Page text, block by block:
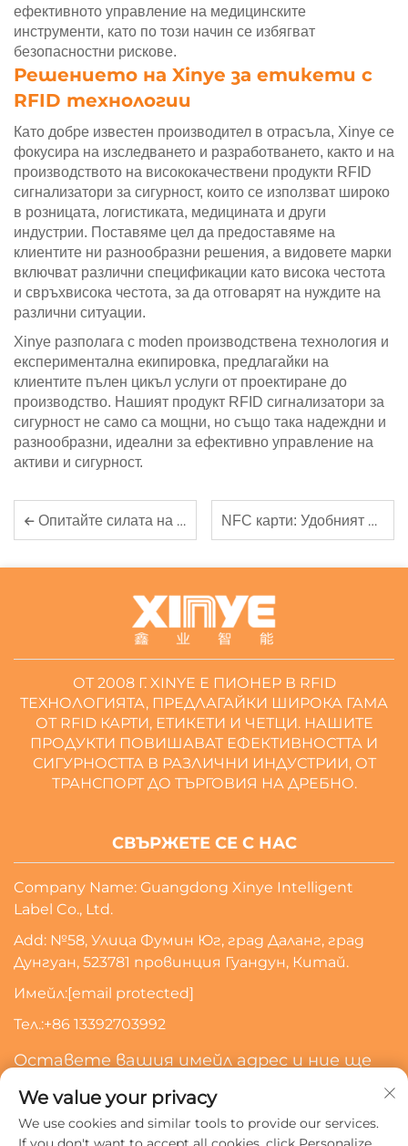
ефективното управление на медицинските
инструменти, като по този начин се избягват
безопасностни рискове.
Решението на Xinye за етикети с
RFID технологии
Като добре известен производител в отрасъла, Xinye се
фокусира на изследването и разработването, както и на
производството на висококачествени продукти RFID
сигнализатори за сигурност, които се използват широко
в розницата, логистиката, медицината и други
индустрии. Поставяме цел да предоставяме на
клиентите ни разнообразни решения, а видовете марки
включват различни спецификации като висока честота
и свръхвисока честота, за да отговарят на нуждите на
различни ситуации.
Xinye разполага с moden производствена технология и
експериментална екипировка, предлагайки на
клиентите пълен цикъл услуги от проектиране до
производство. Нашият продукт RFID сигнализатори за
сигурност не само са мощни, но също така надеждни и
разнообразни, идеални за ефективно управление на
активи и сигурност.
Опитайте силата на интелигентните RFID карти в ежедневието NFC карти: Удобният избор за незабавен обмен на данни
ОТ 2008 Г. XINYE Е ПИОНЕР В RFID
ТЕХНОЛОГИЯТА, ПРЕДЛАГАЙКИ ШИРОКА ГАМА
ОТ RFID КАРТИ, ЕТИКЕТИ И ЧЕТЦИ. НАШИТЕ
ПРОДУКТИ ПОВИШАВАТ ЕФЕКТИВНОСТТА И
СИГУРНОСТТА В РАЗЛИЧНИ ИНДУСТРИИ, ОТ
ТРАНСПОРТ ДО ТЪРГОВИЯ НА ДРЕБНО.
СВЪРЖЕТЕ СЕ С НАС
Company Name: Guangdong Xinye Intelligent
Label Co., Ltd.
Add: №58, Улица Фумин Юг, град Даланг, град
Дунгуан, 523781 провинция Гуандун, Китай.
Имейл:[email protected]
Тел.:+86 13392703992
Оставете вашия имейл адрес и ние ще
Абонирайте Се
We value your privacy
We use cookies and similar tools to provide our services.